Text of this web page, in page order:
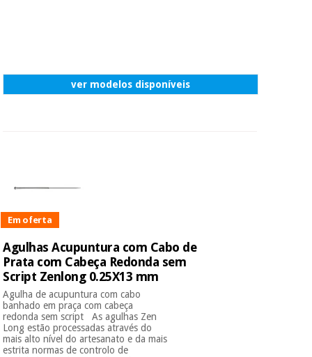
ver modelos disponíveis
Em oferta
Agulhas Acupuntura com Cabo de
Prata com Cabeça Redonda sem
Script Zenlong 0.25X13 mm
Agulha de acupuntura com cabo
banhado em praça com cabeça
redonda sem script As agulhas Zen
Long estão processadas através do
mais alto nível do artesanato e da mais
estrita normas de controlo de